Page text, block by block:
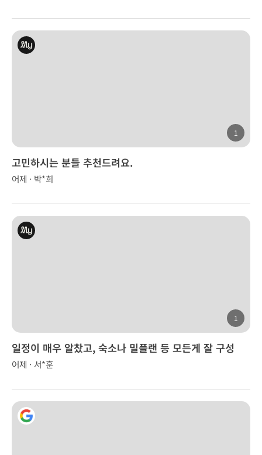
1
고민하시는 분들 추천드려요.
어제 · 박*희
1
일정이 매우 알찼고, 숙소나 밀플랜 등 모든게 잘 구성
어제 · 서*훈